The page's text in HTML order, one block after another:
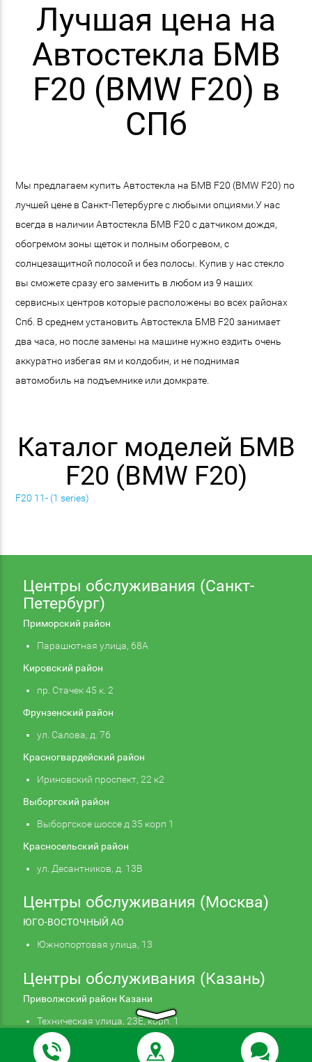
Лучшая цена на
Автостекла БМВ
F20 (BMW F20) в
СПб
Мы предлагаем купить Автостекла на БМВ F20 (BMW F20) по
лучшей цене в Санкт-Петербурге с любыми опциями.У нас
всегда в наличии Автостекла БМВ F20 с датчиком дождя,
обогремом зоны щеток и полным обогревом, с
солнцезащитной полосой и без полосы. Купив у нас стекло
вы сможете сразу его заменить в любом из 9 наших
сервисных центров которые расположены во всех районах
Спб. В среднем установить Автостекла БМВ F20 занимает
два часа, но после замены на машине нужно ездить очень
аккуратно избегая ям и колдобин, и не поднимая
автомобиль на подъемнике или домкрате.
Каталог моделей БМВ
F20 (BMW F20)
F20 11- (1 series)
Центры обслуживания (Санкт-
Петербург)
Приморский район
Парашютная улица, 68А
Кировский район
пр. Стачек 45 к. 2
Фрунзенский район
ул. Салова, д. 76
Красногвардейский район
Ириновский проспект, 22 к2
Выборгский район
Выборгское шоссе д 35 корп 1
Красносельский район
ул. Десантников, д. 13В
Центры обслуживания (Москва)
ЮГО-ВОСТОЧНЫЙ АО
Южнопортовая улица, 13
Центры обслуживания (Казань)
Приволжский район Казани
Техническая улица, 23Е, корп. 1
Подтверждаю
Продолжая использовать наш сайт, вы даете
согласие на обработку файлов cookie,